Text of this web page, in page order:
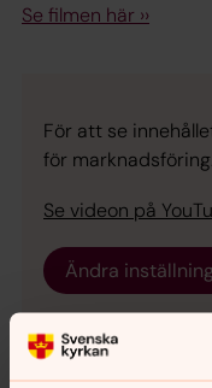
Se filmen här ››
För att se
för marknadsföring.
Se videon på
Ändra